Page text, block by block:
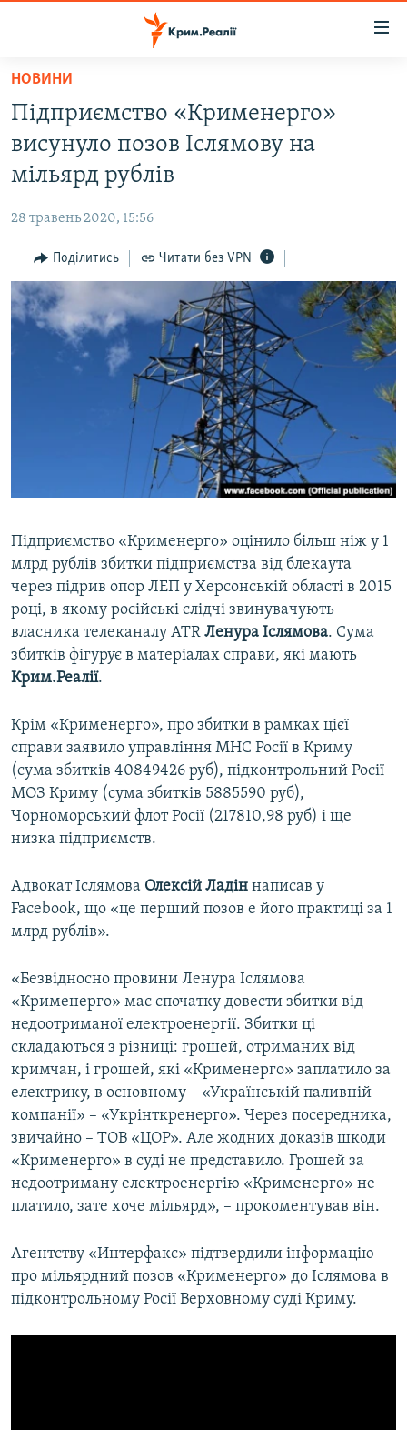
Перейти
основного
матеріалу
Перейти
до
основної
навігації
Перейти
до
пошуку
ВОДА.КРИМ
ВІДЕО ТА ФОТО
БЛОГИ
ПОГЛЯД
ІНТЕРВ'Ю
ВСЕ ЗА ДЕНЬ
СПЕЦПРОЕКТИ
ВІДЕОУРОКИ «ELIFBE»
СВІДЧЕННЯ ОКУПАЦІЇ
УКРАЇНСЬКА ПРОБЛЕМА КРИМУ
ЯК ОБІЙТИ БЛОКУВАННЯ
Усі сайти RFE/RL
НОВИНИ
Підприємство «Крименерго»
висунуло позов Іслямову на
мільярд рублів
28 травень 2020, 15:56
Поділитись Читати без VPN
Підприємство «Крименерго» оцінило більш ніж у 1
млрд рублів збитки підприємства від блекаута
через підрив опор ЛЕП у Херсонській області в 2015
році, в якому російські слідчі звинувачують
власника телеканалу ATR Ленура Іслямова. Сума
збитків фігурує в матеріалах справи, які мають
Крим.Реалії.
Крім «Крименерго», про збитки в рамках цієї
справи заявило управління МНС Росії в Криму
(сума збитків 40849426 руб), підконтрольний Росії
МОЗ Криму (сума збитків 5885590 руб),
Чорноморський флот Росії (217810,98 руб) і ще
низка підприємств.
Адвокат Іслямова Олексій Ладін написав у
Facebook, що «це перший позов e його практиці за 1
млрд рублів».
«Безвідносно провини Ленура Іслямова
«Крименерго» має спочатку довести збитки від
недоотриманої електроенергії. Збитки ці
складаються з різниці: грошей, отриманих від
кримчан, і грошей, які «Крименерго» заплатило за
електрику, в основному – «Українській паливній
компанії» – «Укрiнткренерго». Через посередника,
звичайно – ТОВ «ЦОР». Але жодних доказів шкоди
«Крименерго» в суді не представило. Грошей за
недоотриману електроенергію «Крименерго» не
платило, зате хоче мільярд», – прокоментував він.
Агентству «Интерфакс» підтвердили інформацію
про мільярдний позов «Крименерго» до Іслямова в
підконтрольному Росії Верховному суді Криму.